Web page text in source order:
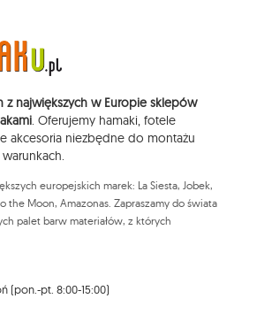
w celu wysyłki newslettera i przechowywane do
do żądania dostępu do swoich danych osobowych,
swoich danych oraz prawo do
nadzorczego oraz cofnięcia zgody w
bez wpływu na zgodność z prawem przetwarzania,
podstawie zgody przed jej cofnięciem. W tym celu
z działem obsługi klienta Mouton Interactive pod
ODO
z największych w Europie sklepów
. Oferujemy hamaki, fotele
akcesoria niezbędne do montażu
europejskich marek: La Siesta, Jobek,
the Moon, Amazonas. Zapraszamy do świata
palet barw materiałów, z których
(pon.-pt. 8:00-15:00)